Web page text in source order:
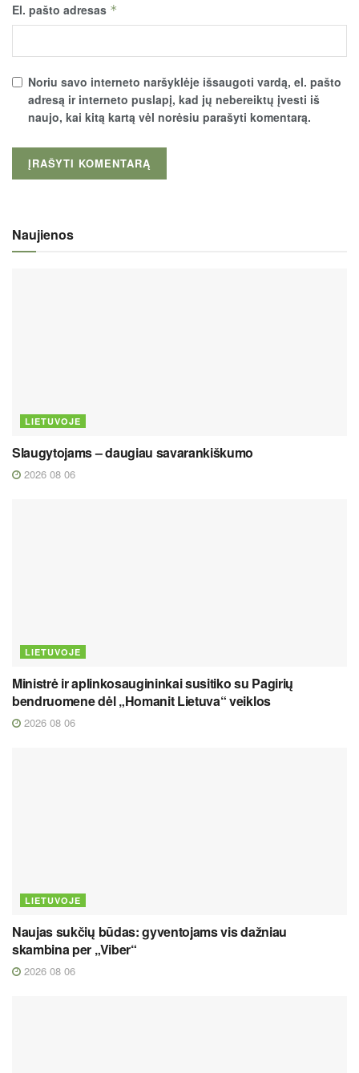
El. pašto adresas *
Noriu savo interneto naršyklėje išsaugoti vardą, el. pašto
adresą ir interneto puslapį, kad jų nebereiktų įvesti iš
naujo, kai kitą kartą vėl norėsiu parašyti komentarą.
Naujienos
LIETUVOJE
Slaugytojams – daugiau savarankiškumo
2026 08 06
LIETUVOJE
Ministrė ir aplinkosaugininkai susitiko su Pagirių
bendruomene dėl „Homanit Lietuva“ veiklos
2026 08 06
LIETUVOJE
Naujas sukčių būdas: gyventojams vis dažniau
skambina per „Viber“
2026 08 06